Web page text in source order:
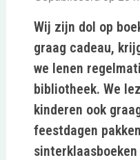
Wij zijn dol op
graag cadeau,
we lenen
bibliotheek. We
kinderen ook
feestdagen